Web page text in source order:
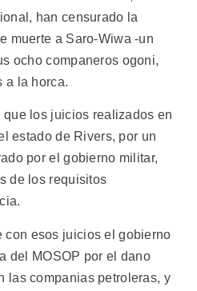
han censurado la
muerte a Saro-Wiwa -un
ocho companeros ogoni,
a la horca.
los juicios realizados en
estado de Rivers, por un
por el gobierno militar,
de los requisitos
con esos juicios el gobierno
del MOSOP por el dano
las companias petroleras, y